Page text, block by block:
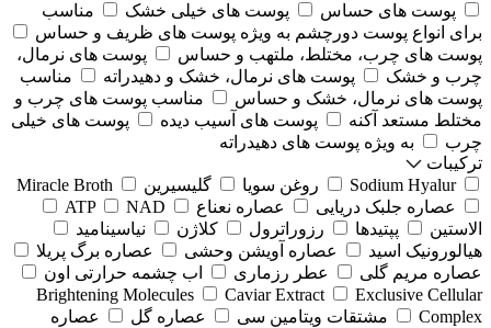
پوست های حساس
پوست های خیلی خشک
مناسب
برای انواع پوست دورچشم به ویژه پوست های ظریف و حساس
پوست های چرب، مختلط، ملتهب و حساس
پوست های نرمال،
چرب و خشک
پوست های نرمال، خشک و دهیدراته
مناسب
پوست های نرمال، خشک و حساس
مناسب پوست های چرب و
مختلط مستعد آکنه
پوست های آسیب دیده
پوست های خیلی
چرب
به ویژه پوست های دهیدراته
ترکیبات
Sodium Hyalur
روغن سویا گلیسیرین
Miracle Broth
عصاره جلبک دریایی
عصاره نعناع ATP
NAD
الاستین
پپتیدها رزوراترول کلاژن
⁠نیاسینامید
هیالورونیک اسید
عصاره آویشن وحشی
عصاره برگ پریلا
عصاره مریم گلی
عطر رزماری
اب چشمه حرارتی اون
Brightening Molecules
Caviar Extract
Exclusive Cellular
Complex
مشتقات ویتامین سی عصاره گل
عصاره